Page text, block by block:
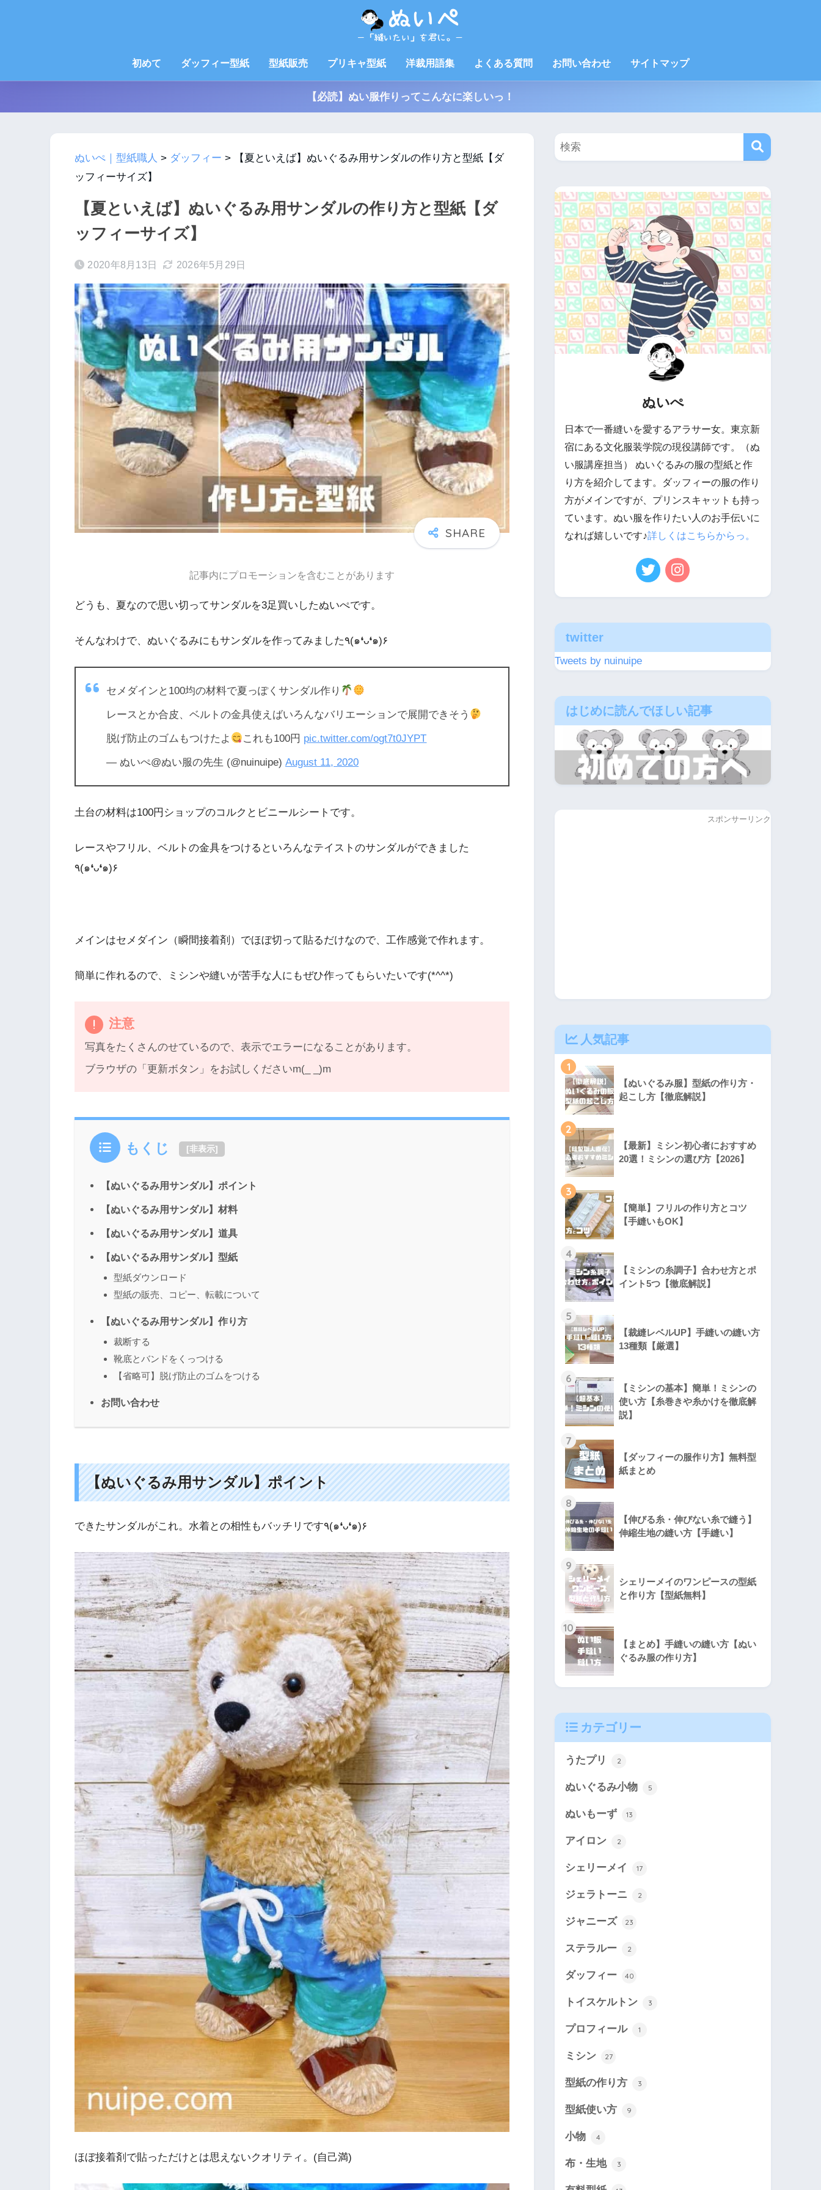
初めて ダッフィー型紙 型紙販売 プリキャ型紙 洋裁用語集 よくある質問 お問い合わせ サイトマップ
【必読】ぬい服作りってこんなに楽しいっ！
ぬいぺ｜型紙職人 > ダッフィー >
【夏といえば】ぬいぐるみ用サンダルの作り方と型紙【ダ
ッフィーサイズ】
【夏といえば】ぬいぐるみ用サンダルの作り方と型紙【ダ
ッフィーサイズ】
2020年8月13日 2026年5月29日
記事内にプロモーションを含むことがあります
どうも、夏なので思い切ってサンダルを3足買いしたぬいぺです。
そんなわけで、ぬいぐるみにもサンダルを作ってみました٩(๑❛ᴗ❛๑)۶
セメダインと100均の材料で夏っぽくサンダル作り
レースとか合皮、ベルトの金具使えばいろんなバリエーションで展開できそう
脱げ防止のゴムもつけたよ これも100円 pic.twitter.com/ogt7t0JYPT
— ぬいぺ@ぬい服の先生 (@nuinuipe) August 11, 2020
土台の材料は100円ショップのコルクとビニールシートです。
レースやフリル、ベルトの金具をつけるといろんなテイストのサンダルができました
٩(๑❛ᴗ❛๑)۶
メインはセメダイン（瞬間接着剤）でほぼ切って貼るだけなので、工作感覚で作れます。
簡単に作れるので、ミシンや縫いが苦手な人にもぜひ作ってもらいたいです(*^^*)
注意
写真をたくさんのせているので、表示でエラーになることがあります。
ブラウザの「更新ボタン」をお試しくださいm(_ _)m
もくじ [非表示]
【ぬいぐるみ用サンダル】ポイント
【ぬいぐるみ用サンダル】材料
【ぬいぐるみ用サンダル】道具
【ぬいぐるみ用サンダル】型紙
型紙ダウンロード
型紙の販売、コピー、転載について
【ぬいぐるみ用サンダル】作り方
裁断する
靴底とバンドをくっつける
【省略可】脱げ防止のゴムをつける
お問い合わせ
【ぬいぐるみ用サンダル】ポイント
できたサンダルがこれ。水着との相性もバッチリです٩(๑❛ᴗ❛๑)۶
ほぼ接着剤で貼っただけとは思えないクオリティ。(自己満)
ぬいぺ
日本で一番縫いを愛するアラサー女。東京新
宿にある文化服装学院の現役講師です。（ぬ
い服講座担当） ぬいぐるみの服の型紙と作
り方を紹介してます。ダッフィーの服の作り
方がメインですが、プリンスキャットも持っ
ています。ぬい服を作りたい人のお手伝いに
なれば嬉しいです♪詳しくはこちらからっ。
twitter
Tweets by nuinuipe
はじめに読んでほしい記事
スポンサーリンク
人気記事
1
【ぬいぐるみ服】型紙の作り方・
起こし方【徹底解説】
2
【最新】ミシン初心者におすすめ
20選！ミシンの選び方【2026】
3
【簡単】フリルの作り方とコツ
【手縫いもOK】
4
【ミシンの糸調子】合わせ方とポ
イント5つ【徹底解説】
5
【裁縫レベルUP】手縫いの縫い方
13種類【厳選】
6
【ミシンの基本】簡単！ミシンの
使い方【糸巻きや糸かけを徹底解
説】
7
【ダッフィーの服作り方】無料型
紙まとめ
8
【伸びる糸・伸びない糸で縫う】
伸縮生地の縫い方【手縫い】
9
シェリーメイのワンピースの型紙
と作り方【型紙無料】
10
【まとめ】手縫いの縫い方【ぬい
ぐるみ服の作り方】
カテゴリー
うたプリ 2
ぬいぐるみ小物 5
ぬいもーず 13
アイロン 2
シェリーメイ 17
ジェラトーニ 2
ジャニーズ 23
ステラルー 2
ダッフィー 40
トイスケルトン 3
プロフィール 1
ミシン 27
型紙の作り方 3
型紙使い方 9
小物 4
布・生地 3